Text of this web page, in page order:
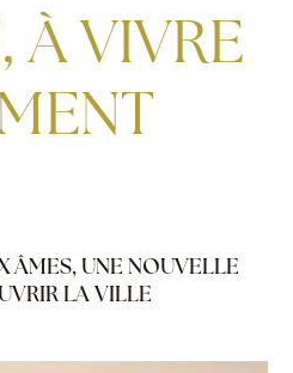
À VIVRE
ÂMES, UNE NOUVELLE
LA VILLE